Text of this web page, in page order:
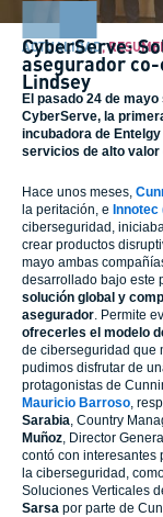
ACTUALIDAD,
CyberServe:
asegurador co-
Lindsey
El pasado 24 de
CyberServe, la
incubadora de
servicios de alto
Hace unos meses,
la peritación, e
ciberseguridad,
crear productos
mayo ambas
desarrollado bajo este
solución global y
asegurador. Permite
ofrecerles el modelo
de ciberseguridad que
pudimos disfrutar de
protagonistas de
Mauricio Barroso,
Sarabia, Country
Muñoz, Director
contó con interesantes
la ciberseguridad,
Soluciones Verticales
Sarsa por parte de